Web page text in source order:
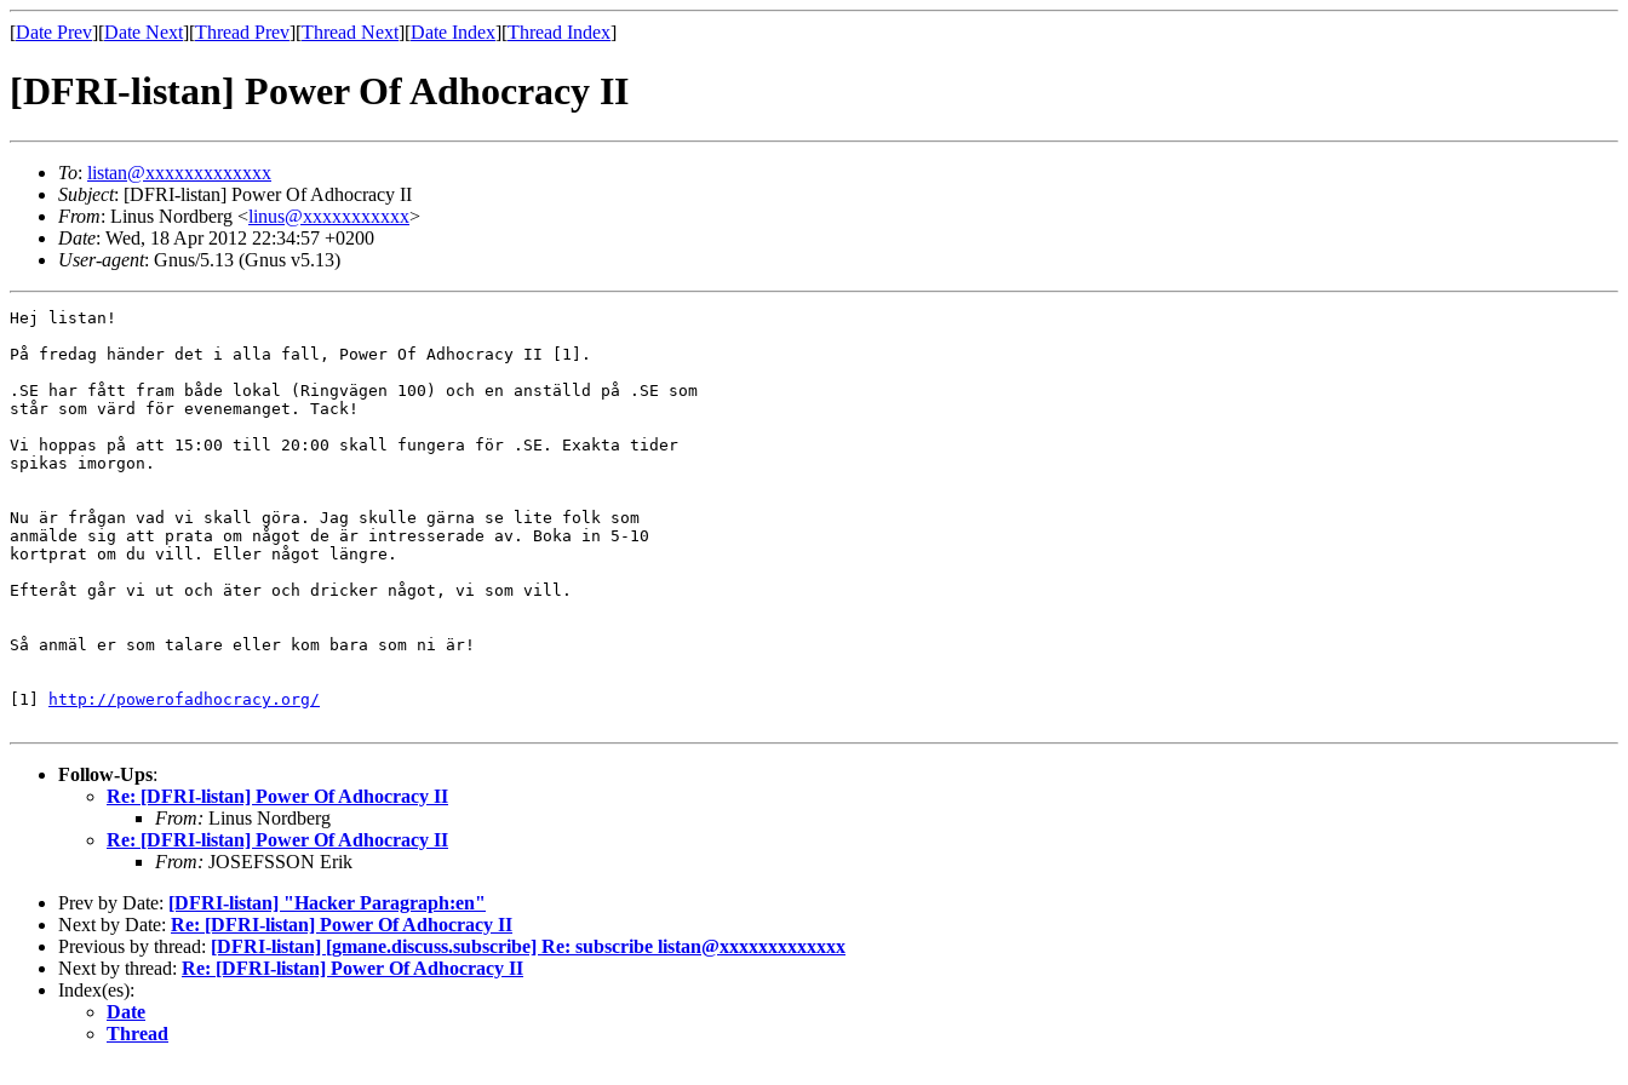
[Date Prev][Date Next][Thread Prev][Thread Next][Date Index][Thread Index]
[DFRI-listan] Power Of Adhocracy II
To: listan@xxxxxxxxxxxxx
Subject: [DFRI-listan] Power Of Adhocracy II
From: Linus Nordberg <linus@xxxxxxxxxxx>
Date: Wed, 18 Apr 2012 22:34:57 +0200
User-agent: Gnus/5.13 (Gnus v5.13)
Hej listan!
På fredag händer det i alla fall, Power Of Adhocracy II [1].
.SE har fått fram både lokal (Ringvägen 100) och en anställd på .SE som
står som värd för evenemanget. Tack!
Vi hoppas på att 15:00 till 20:00 skall fungera för .SE. Exakta tider
spikas imorgon.
Nu är frågan vad vi skall göra. Jag skulle gärna se lite folk som
anmälde sig att prata om något de är intresserade av. Boka in 5-10
kortprat om du vill. Eller något längre.
Efteråt går vi ut och äter och dricker något, vi som vill.
Så anmäl er som talare eller kom bara som ni är!
[1] http://powerofadhocracy.org/
Follow-Ups:
Re: [DFRI-listan] Power Of Adhocracy II
From: Linus Nordberg
Re: [DFRI-listan] Power Of Adhocracy II
From: JOSEFSSON Erik
Prev by Date: [DFRI-listan] "Hacker Paragraph:en"
Next by Date: Re: [DFRI-listan] Power Of Adhocracy II
Previous by thread: [DFRI-listan] [gmane.discuss.subscribe] Re: subscribe listan@xxxxxxxxxxxxx
Next by thread: Re: [DFRI-listan] Power Of Adhocracy II
Index(es):
Date
Thread